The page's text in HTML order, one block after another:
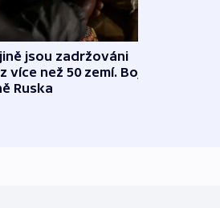
jsou zadržováni
více než 50 zemí. Bojovali
Ruska